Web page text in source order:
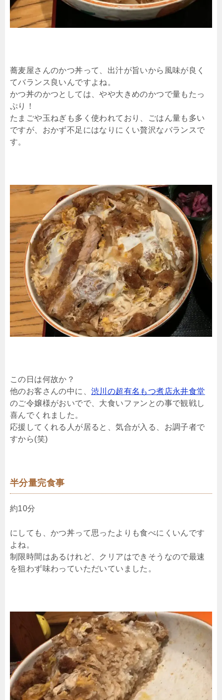
蕎麦屋さんのかつ丼って、出汁が旨いから風味が良く
てバランス良いんですよね。
かつ丼のかつとしては、やや大きめのかつで量もたっ
ぷり！
たまごや玉ねぎも多く使われており、ごはん量も多い
ですが、おかず不足にはなりにくい贅沢なバランスで
す。
この日は何故か？
他のお客さんの中に、 渋川の超有名もつ煮店永井食堂
のご令嬢様がおいでで、大食いファンとの事で観戦し
喜んでくれました。
応援してくれる人が居ると、気合が入る、お調子者で
すから(笑)
半分量完食事
約10分
にしても、かつ丼って思ったよりも食べにくいんです
よね。
制限時間はあるけれど、クリアはできそうなので最速
を狙わず味わっていただいていました。